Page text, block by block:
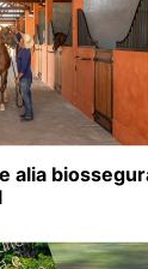
alia